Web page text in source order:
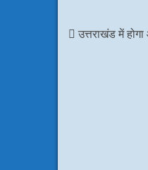
n
उत्तराखंड में